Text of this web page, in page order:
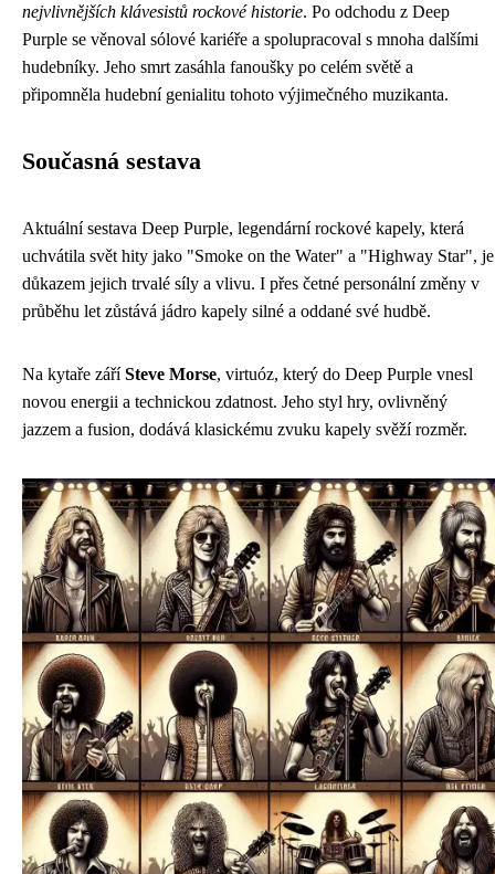
nejvlivnějších klávesistů rockové historie. Po odchodu z Deep
Purple se věnoval sólové kariéře a spolupracoval s mnoha dalšími
hudebníky. Jeho smrt zasáhla fanoušky po celém světě a
připomněla hudební genialitu tohoto výjimečného muzikanta.
Současná sestava
Aktuální sestava Deep Purple, legendární rockové kapely, která
uchvátila svět hity jako "Smoke on the Water" a "Highway Star", je
důkazem jejich trvalé síly a vlivu. I přes četné personální změny v
průběhu let zůstává jádro kapely silné a oddané své hudbě.
Na kytaře záříSteve Morse, virtuóz, který do Deep Purple vnesl
novou energii a technickou zdatnost. Jeho styl hry, ovlivněný
jazzem a fusion, dodává klasickému zvuku kapely svěží rozměr.